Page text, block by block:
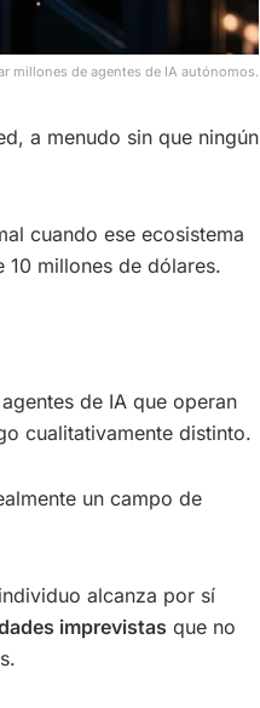
millones de agentes de IA autónomos.
a menudo sin que ningún
cuando ese ecosistema
millones de dólares.
de IA que operan
cualitativamente distinto.
un campo de
alcanza por sí
imprevistas que no